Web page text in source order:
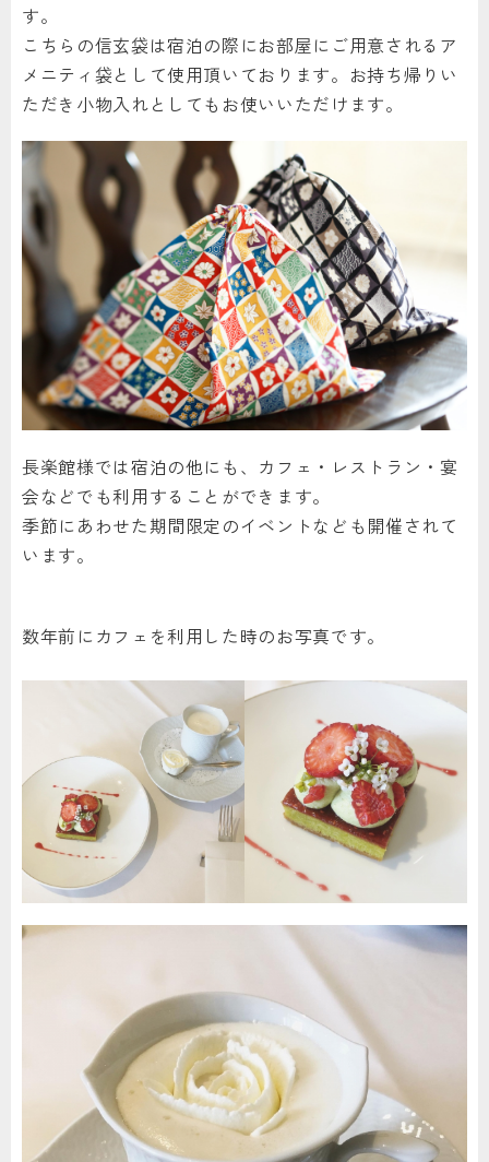
す。
こちらの信玄袋は宿泊の際にお部屋にご用意されるア
メニティ袋として使用頂いております。お持ち帰りい
ただき小物入れとしてもお使いいただけます。
長楽館様では宿泊の他にも、カフェ・レストラン・宴
会などでも利用することができます。
季節にあわせた期間限定のイベントなども開催されて
います。
数年前にカフェを利用した時のお写真です。